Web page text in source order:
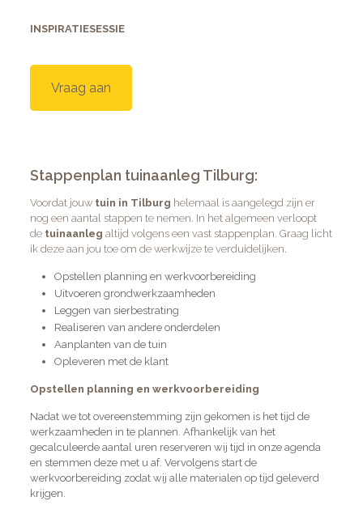
INSPIRATIESESSIE
Vraag aan
Stappenplan tuinaanleg Tilburg:
Voordat jouw tuin in Tilburg helemaal is aangelegd zijn er
nog een aantal stappen te nemen. In het algemeen verloopt
de tuinaanleg altijd volgens een vast stappenplan. Graag licht
ik deze aan jou toe om de werkwijze te verduidelijken.
Opstellen planning en werkvoorbereiding
Uitvoeren grondwerkzaamheden
Leggen van sierbestrating
Realiseren van andere onderdelen
Aanplanten van de tuin
Opleveren met de klant
Opstellen planning en werkvoorbereiding
Nadat we tot overeenstemming zijn gekomen is het tijd de
werkzaamheden in te plannen. Afhankelijk van het
gecalculeerde aantal uren reserveren wij tijd in onze agenda
en stemmen deze met u af. Vervolgens start de
werkvoorbereiding zodat wij alle materialen op tijd geleverd
krijgen.